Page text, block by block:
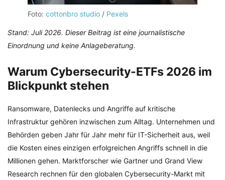
Foto: cottonbro studio / Pexels
Stand: Juli 2026. Dieser Beitrag ist eine journalistische
Einordnung und keine Anlageberatung.
Warum Cybersecurity-ETFs 2026 im
Blickpunkt stehen
Ransomware, Datenlecks und Angriffe auf kritische
Infrastruktur gehören inzwischen zum Alltag. Unternehmen und
Behörden geben Jahr für Jahr mehr für IT-Sicherheit aus, weil
die Kosten eines einzigen erfolgreichen Angriffs schnell in die
Millionen gehen. Marktforscher wie Gartner und Grand View
Research rechnen für den globalen Cybersecurity-Markt mit